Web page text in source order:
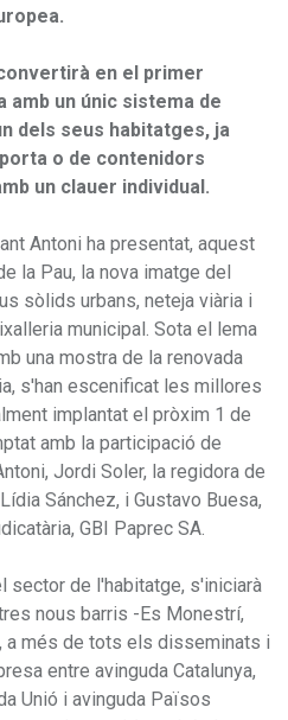
en el primer
amb un únic sistema de
dels seus habitatges, ja
o de contenidors
un clauer individual.
Antoni ha presentat, aquest
la Pau, la nova imatge del
sòlids urbans, neteja viària i
municipal. Sota el lema
una mostra de la renovada
s'han escenificat les millores
implantat el pròxim 1 de
amb la participació de
Jordi Soler, la regidora de
Sánchez, i Gustavo Buesa,
GBI Paprec SA.
sector de l'habitatge, s'iniciarà
nous barris -Es Monestrí,
a més de tots els disseminats i
entre avinguda Catalunya,
Unió i avinguda Països